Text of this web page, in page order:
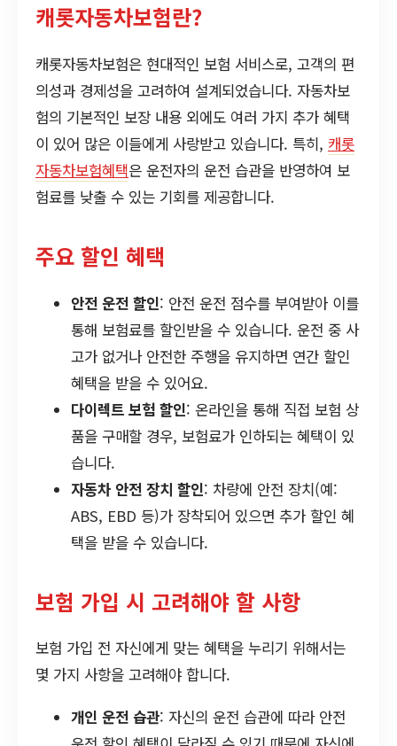
캐롯자동차보험란?
캐롯자동차보험은 현대적인 보험 서비스로, 고객의 편
의성과 경제성을 고려하여 설계되었습니다. 자동차보
험의 기본적인 보장 내용 외에도 여러 가지 추가 혜택
이 있어 많은 이들에게 사랑받고 있습니다. 특히, 캐롯
자동차보험혜택은 운전자의 운전 습관을 반영하여 보
험료를 낮출 수 있는 기회를 제공합니다.
주요 할인 혜택
안전 운전 할인: 안전 운전 점수를 부여받아 이를
통해 보험료를 할인받을 수 있습니다. 운전 중 사
고가 없거나 안전한 주행을 유지하면 연간 할인
혜택을 받을 수 있어요.
다이렉트 보험 할인: 온라인을 통해 직접 보험 상
품을 구매할 경우, 보험료가 인하되는 혜택이 있
습니다.
자동차 안전 장치 할인: 차량에 안전 장치(예:
ABS, EBD 등)가 장착되어 있으면 추가 할인 혜
택을 받을 수 있습니다.
보험 가입 시 고려해야 할 사항
보험 가입 전 자신에게 맞는 혜택을 누리기 위해서는
몇 가지 사항을 고려해야 합니다.
개인 운전 습관: 자신의 운전 습관에 따라 안전